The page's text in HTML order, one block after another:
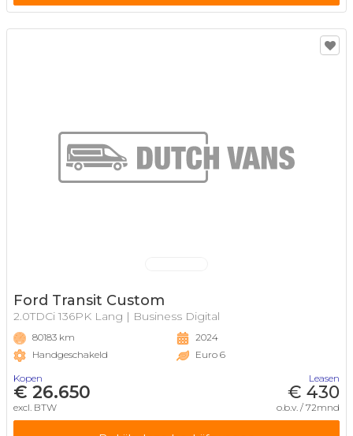
Ford Transit Custom
2.0TDCi 136PK Lang | Business Digital
80183 km
Handgeschakeld
2024
Euro 6
Kopen
€ 26.650
excl. BTW
Leasen
€ 430
o.b.v. / 72mnd